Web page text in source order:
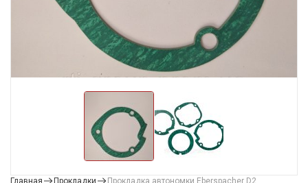
Главная Прокладки Прокладка автономки Eberspacher D2